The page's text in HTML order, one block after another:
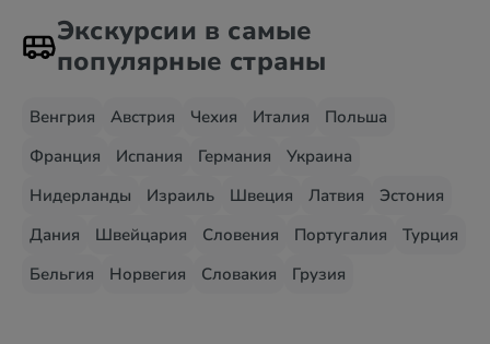
Экскурсии в самые
популярные страны
Венгрия Австрия Чехия Италия
Польша
Франция
Испания Германия
Украина
Нидерланды
Израиль Швеция Латвия
Эстония
Дания
Швейцария Словения Португалия
Турция
Бельгия
Норвегия Словакия Грузия